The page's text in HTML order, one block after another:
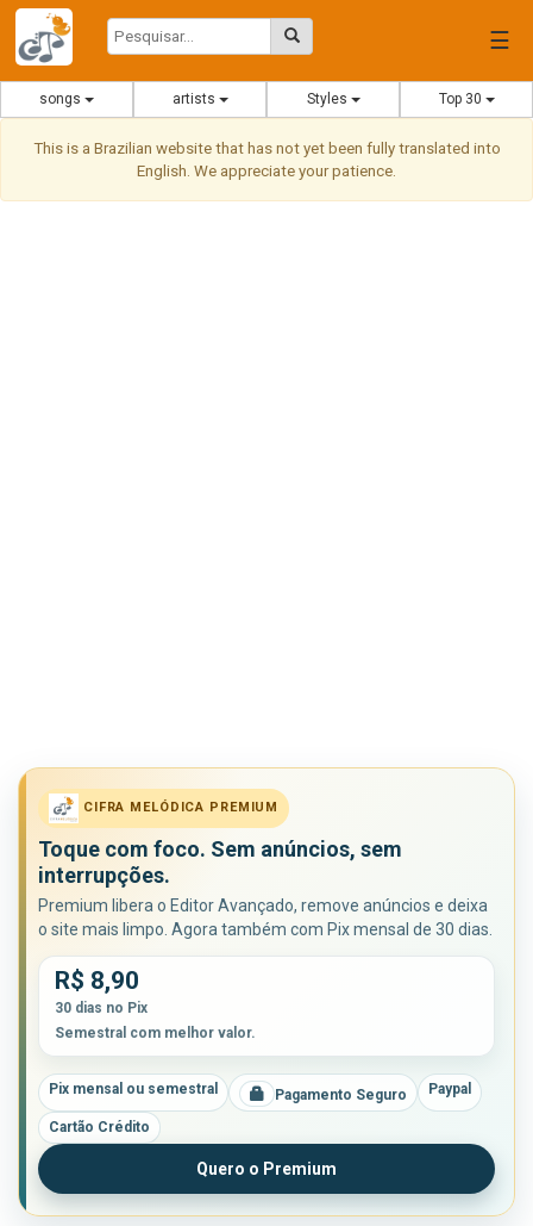
☰
songs artists Styles Top 30
This is a Brazilian website that has not yet been fully translated into
English. We appreciate your patience.
CIFRA MELÓDICA PREMIUM
Toque com foco. Sem anúncios, sem
interrupções.
Premium libera o Editor Avançado, remove anúncios e deixa
o site mais limpo. Agora também com Pix mensal de 30 dias.
R$ 8,90
30 dias no Pix
Semestral com melhor valor.
Pix mensal ou semestral Pagamento Seguro Paypal
Cartão Crédito
Quero o Premium